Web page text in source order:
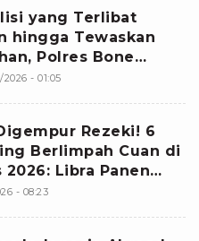
yang Terlibat
hingga Tewaskan
Polres Bone
Rem Blong
- 01:05
Rezeki! 6
Berlimpah Cuan di
2026: Libra Panen
- 08:23